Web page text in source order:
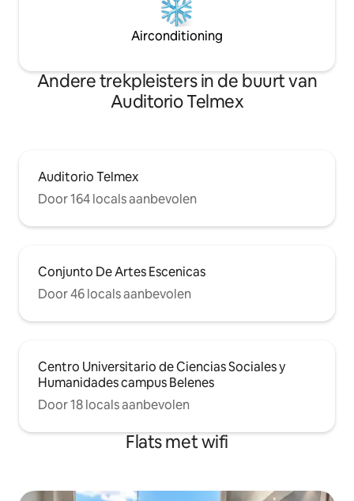
Airconditioning
Andere trekpleisters in de buurt van
Auditorio Telmex
Auditorio Telmex
Door 164 locals aanbevolen
Conjunto De Artes Escenicas
Door 46 locals aanbevolen
Centro Universitario de Ciencias Sociales y
Humanidades campus Belenes
Door 18 locals aanbevolen
Flats met wifi